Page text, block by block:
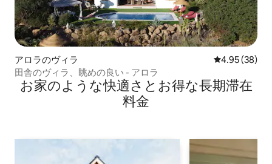
アロラのヴィラ レビュー38
4.95 (38)
田舎のヴィラ、眺めの良い - アロラ
お家のような快⁠適⁠さ⁠とお⁠得⁠な長⁠期⁠滞⁠在
料⁠金